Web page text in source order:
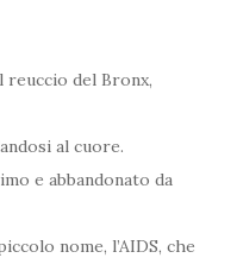
reuccio del Bronx,
al cuore.
e abbandonato da
nome, l’AIDS, che